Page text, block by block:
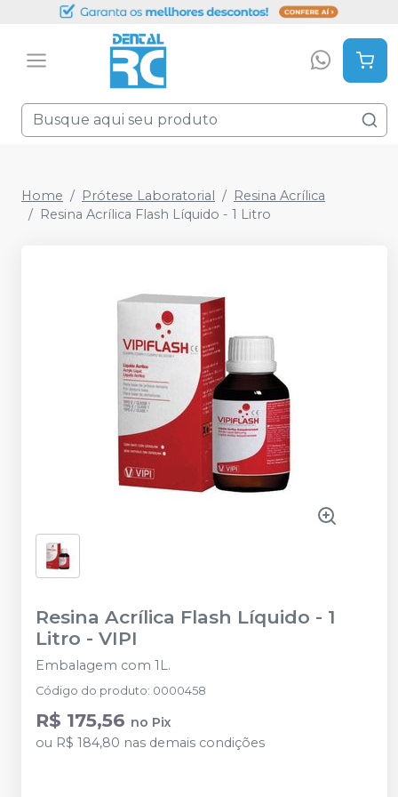
Home Prótese Laboratorial
Resina Acrílica
Resina Acrílica Flash Líquido - 1 Litro
Resina Acrílica Flash Líquido - 1
Litro - VIPI
Embalagem com 1L.
Código do produto: 0000458
R$ 175,56 no Pix
ou R$ 184,80 nas demais condições